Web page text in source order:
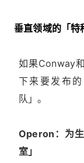
垂直领域的「特
如果Conway
下来要发布
队」。
Operon：为
室」